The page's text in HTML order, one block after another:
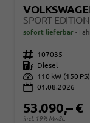
SPORT
sofort lieferbar
Fahrzeugnr. 107035
Kraftstoff
Diesel
Leistung
110 kW (150 PS)
01.08.2026
53.090,– €
incl. 19% MwSt.